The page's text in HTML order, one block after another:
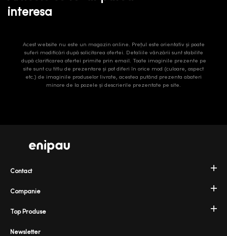
interesa
Acest website nu este un magazin online. Prețul este orientativ și poate
suferi modificări după solicitarea ofertei. Detaliile vânzării sunt stabilite
după clarificarea ofertei primite prin email. Toate imaginile prezente pe
site sunt cu titlu de prezentare și pot diferi în orice mod (culoare, aspect
etc.) de imaginile produselor livrate, acestea putând prezenta abateri
minore de la pozele și descrierile prezentate pe site.
Companie
Top Produse
Contact
Newsletter